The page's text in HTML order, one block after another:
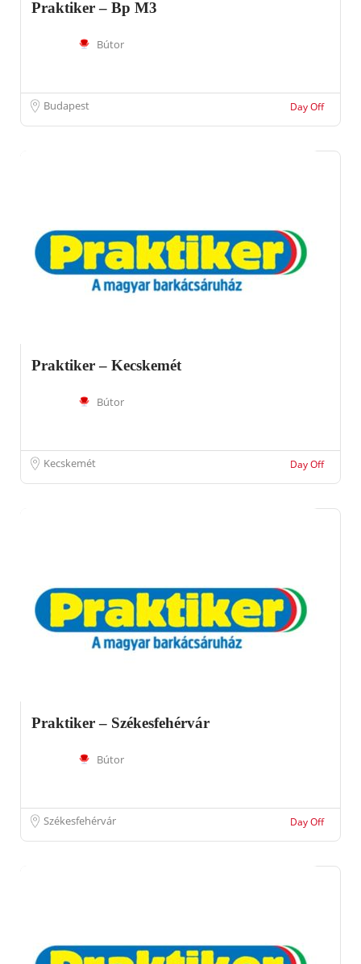
Praktiker – Bp M3
Bútor
Budapest Day Off
Praktiker – Kecskemét
Bútor
Kecskemét Day Off
Praktiker – Székesfehérvár
Bútor
Székesfehérvár Day Off